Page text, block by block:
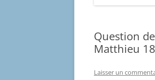
Question
Matthieu
Laisser un